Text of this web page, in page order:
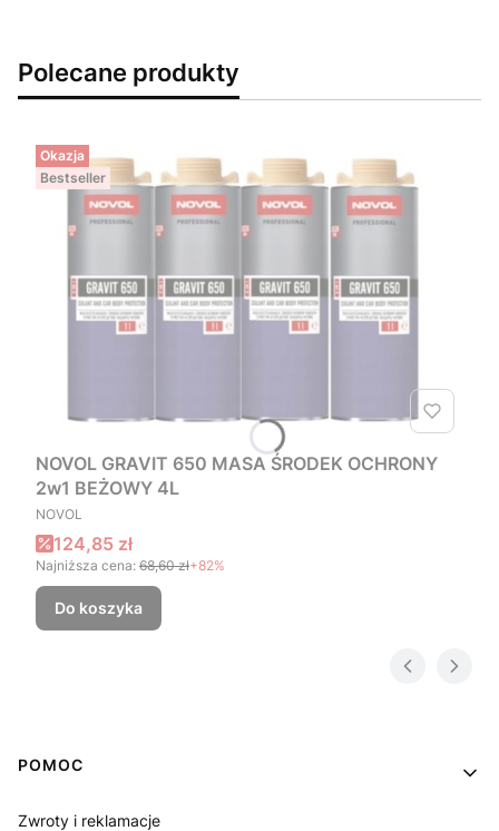
Polecane produkty
Okazja
Bestseller
NOVOL GRAVIT 650 MASA ŚRODEK OCHRONY
2w1 BEŻOWY 4L
PRODUCENT
NOVOL
Cena promocyjna
124,85 zł
Najniższa cena: 68,60 zł+82%
Do koszyka
Linki w stopce
POMOC
Zwroty i reklamacje